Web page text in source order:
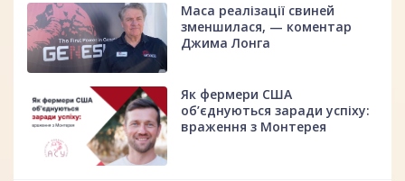
Маса реалізації свиней
зменшилася, — коментар
Джима Лонга
Як фермери США
об’єднуються заради успіху:
враження з Монтерея